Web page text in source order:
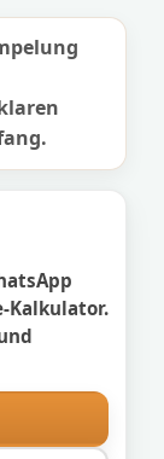
Kalkulator.